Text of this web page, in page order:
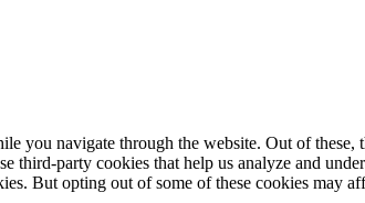
you navigate through the website. Out of these,
third-party cookies that help us analyze and
But opting out of some of these cookies may